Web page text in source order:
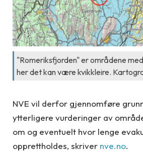
"Romeriksfjorden" er områdene
her det kan være kvikkleire.
NVE vil derfor gjennomføre
ytterligere vurderinger av
om og eventuelt hvor lenge
opprettholdes, skriver nve.no.